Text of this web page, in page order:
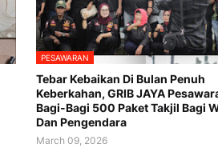
PESAWARAN
Tebar Kebaikan Di Bulan Penuh
Keberkahan, GRIB JAYA
Bagi-Bagi 500 Paket Takjil Bagi
Dan Pengendara
March 09, 2026